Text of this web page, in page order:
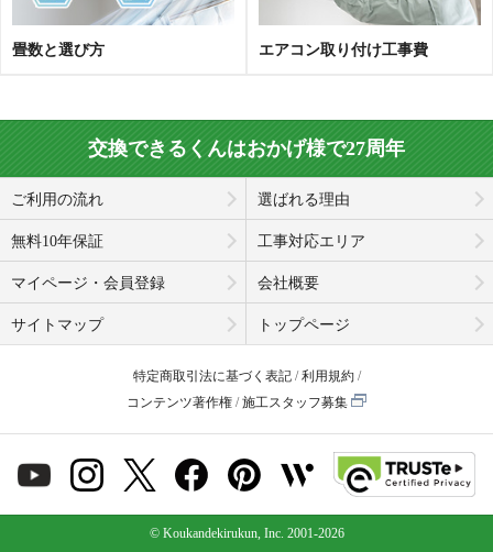
畳数と選び方 エアコン取り付け工事費
交換できるくんはおかげ様で27周年
ご利用の流れ 選ばれる理由
無料10年保証 工事対応エリア
マイページ・会員登録 会社概要
サイトマップ トップページ
特定商取引法に基づく表記
利用規約
コンテンツ著作権
施工スタッフ募集
© Koukandekirukun, Inc. 2001-2026